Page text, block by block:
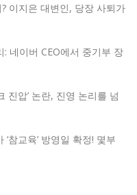
이지은 대변인, 당장 사퇴가
네이버 CEO에서 중기부 장
진압’ 논란, 진영 논리를 넘
참교육’ 방영일 확정! 몇부